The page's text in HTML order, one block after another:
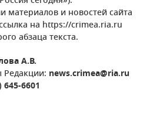
и новостей сайта
на https://crimea.ria.ru
абзаца текста.
А.В.
Редакции: news.crimea@ria.ru
645-6601